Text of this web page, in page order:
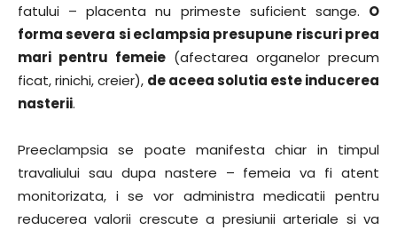
fatului – placenta nu primeste suficient sange. O
forma severa si eclampsia presupune riscuri prea
mari pentru femeie (afectarea organelor precum
ficat, rinichi, creier), de aceea solutia este inducerea
nasterii.
Preeclampsia se poate manifesta chiar in timpul
travaliului sau dupa nastere – femeia va fi atent
monitorizata, i se vor administra medicatii pentru
reducerea valorii crescute a presiunii arteriale si va